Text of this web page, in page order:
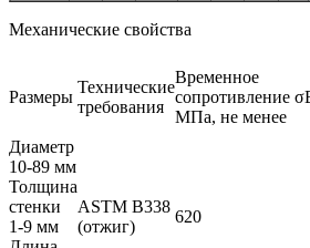
Механические свойства
Размеры
Технические
требования
Временное
сопротивление
МПа, не менее
Диаметр
10-89 мм
Толщина
стенки
1-9 мм
ASTM B338
(отжиг)
620